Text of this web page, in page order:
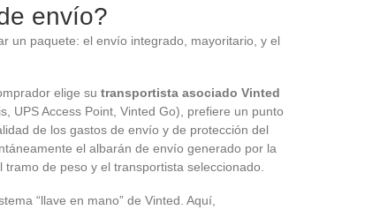
envío?
un paquete: el envío integrado, mayoritario, y el
elige su transportista asociado Vinted
UPS Access Point, Vinted Go), prefiere un punto
de los gastos de envío y de protección del
el albarán de envío generado por la
de peso y el transportista seleccionado.
“llave en mano” de Vinted. Aquí,